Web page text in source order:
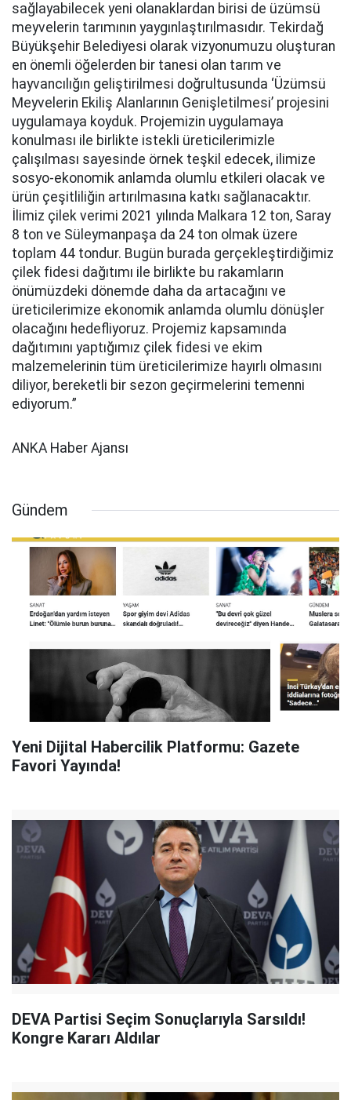
sağlayabilecek yeni olanaklardan birisi de üzümsü
meyvelerin tarımının yaygınlaştırılmasıdır. Tekirdağ
Büyükşehir Belediyesi olarak vizyonumuzu oluşturan
en önemli öğelerden bir tanesi olan tarım ve
hayvancılığın geliştirilmesi doğrultusunda ‘Üzümsü
Meyvelerin Ekiliş Alanlarının Genişletilmesi’ projesini
uygulamaya koyduk. Projemizin uygulamaya
konulması ile birlikte istekli üreticilerimizle
çalışılması sayesinde örnek teşkil edecek, ilimize
sosyo-ekonomik anlamda olumlu etkileri olacak ve
ürün çeşitliliğin artırılmasına katkı sağlanacaktır.
İlimiz çilek verimi 2021 yılında Malkara 12 ton, Saray
8 ton ve Süleymanpaşa da 24 ton olmak üzere
toplam 44 tondur. Bugün burada gerçekleştirdiğimiz
çilek fidesi dağıtımı ile birlikte bu rakamların
önümüzdeki dönemde daha da artacağını ve
üreticilerimize ekonomik anlamda olumlu dönüşler
olacağını hedefliyoruz. Projemiz kapsamında
dağıtımını yaptığımız çilek fidesi ve ekim
malzemelerinin tüm üreticilerimize hayırlı olmasını
diliyor, bereketli bir sezon geçirmelerini temenni
ediyorum.”
ANKA Haber Ajansı
Gündem
Yeni Dijital Habercilik Platformu: Gazete
Favori Yayında!
DEVA Partisi Seçim Sonuçlarıyla Sarsıldı!
Kongre Kararı Aldılar